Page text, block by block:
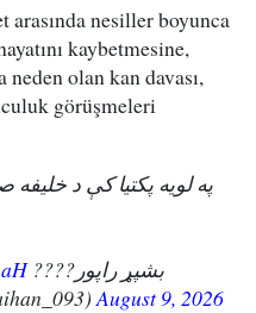
nesiller boyunca
kaybetmesine,
olan kan davası,
görüşmeleri
په لویه پکتیا کې د
بشپړ راپور????
August 9, 2026